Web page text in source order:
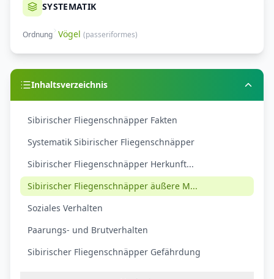
SYSTEMATIK
Ordnung Vögel (passeriformes)
Inhaltsverzeichnis
Sibirischer Fliegenschnäpper Fakten
Systematik Sibirischer Fliegenschnäpper
Sibirischer Fliegenschnäpper Herkunft...
Sibirischer Fliegenschnäpper äußere M...
Soziales Verhalten
Paarungs- und Brutverhalten
Sibirischer Fliegenschnäpper Gefährdung